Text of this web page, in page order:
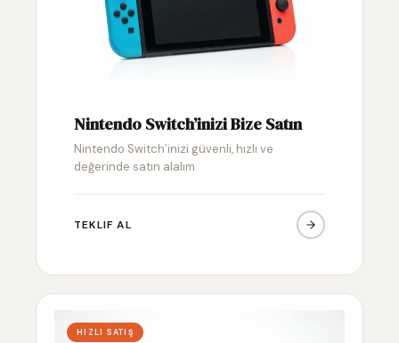
Nintendo Switch’inizi Bize Satın
Nintendo Switch’inizi güvenli, hızlı ve
değerinde satın alalım
TEKLIF AL
HIZLI SATIŞ